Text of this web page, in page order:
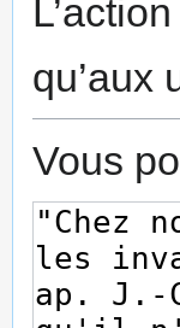
qu’aux
Vous